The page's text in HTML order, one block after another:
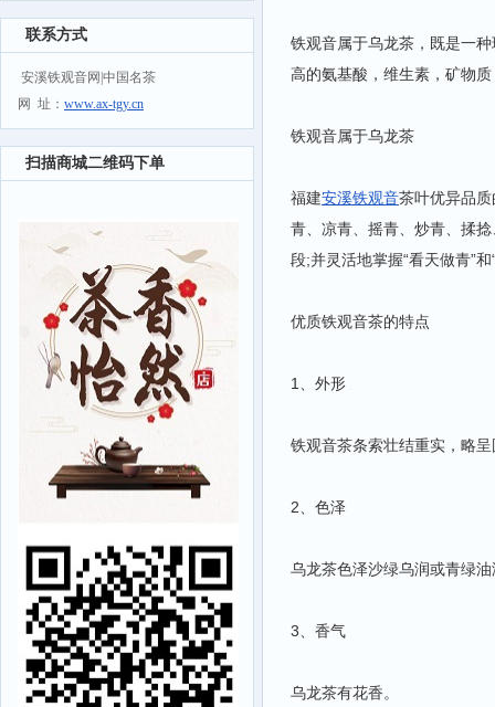
联系方式
安溪铁观音网|中国名茶
网 址： www.ax-tgy.cn
扫描商城二维码下单
铁观音属于乌龙茶，既是一
高的氨基酸，维生素，矿物
铁观音属于乌龙茶
福建安溪铁观音茶叶优异品
青、凉青、摇青、炒青、揉
段;并灵活地掌握“看天做青”
优质铁观音茶的特点
1、外形
铁观音茶条索壮结重实，略
2、色泽
乌龙茶色泽沙绿乌润或青绿油
3、香气
乌龙茶有花香。